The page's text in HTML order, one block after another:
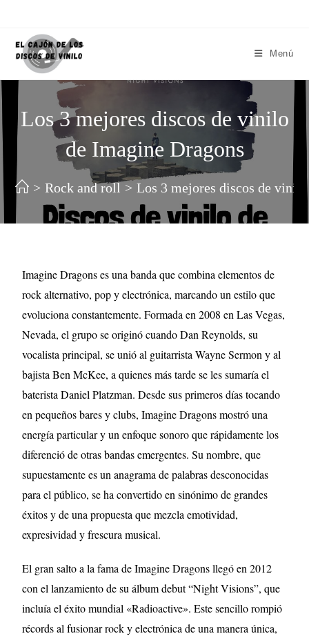
Menú
Los 3 mejores discos de vinilo
de Imagine Dragons
> Rock and roll > Los 3 mejores discos de
Imagine Dragons es una banda que combina elementos de
rock alternativo, pop y electrónica, marcando un estilo que
evoluciona constantemente. Formada en 2008 en Las Vegas,
Nevada, el grupo se originó cuando Dan Reynolds, su
vocalista principal, se unió al guitarrista Wayne Sermon y al
bajista Ben McKee, a quienes más tarde se les sumaría el
baterista Daniel Platzman. Desde sus primeros días tocando
en pequeños bares y clubs, Imagine Dragons mostró una
energía particular y un enfoque sonoro que rápidamente los
diferenció de otras bandas emergentes. Su nombre, que
supuestamente es un anagrama de palabras desconocidas
para el público, se ha convertido en sinónimo de grandes
éxitos y de una propuesta que mezcla emotividad,
expresividad y frescura musical.
El gran salto a la fama de Imagine Dragons llegó en 2012
con el lanzamiento de su álbum debut “Night Visions”, que
incluía el éxito mundial «Radioactive». Este sencillo rompió
récords al fusionar rock y electrónica de una manera única,